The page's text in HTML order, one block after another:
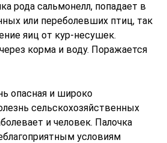
рода сальмонелл, попадает в
или переболевших птиц, так
яиц от кур-несушек.
корма и воду. Поражается
опасная и широко
сельскохозяйственных
и человек. Палочка
условиям